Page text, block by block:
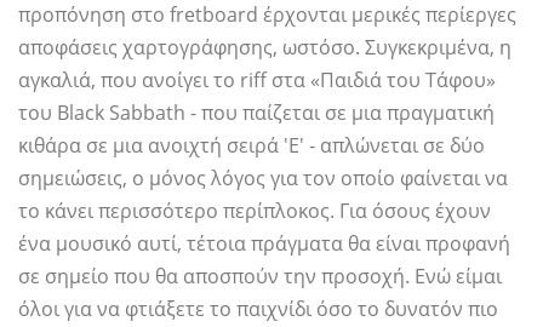
προπόνηση στο fretboard έρχονται μερικές περίεργες
αποφάσεις χαρτογράφησης, ωστόσο. Συγκεκριμένα, η
αγκαλιά, που ανοίγει το riff στα «Παιδιά του Τάφου»
του Black Sabbath - που παίζεται σε μια πραγματική
κιθάρα σε μια ανοιχτή σειρά 'Ε' - απλώνεται σε δύο
σημειώσεις, ο μόνος λόγος για τον οποίο φαίνεται να
το κάνει περισσότερο περίπλοκος. Για όσους έχουν
ένα μουσικό αυτί, τέτοια πράγματα θα είναι προφανή
σε σημείο που θα αποσπούν την προσοχή. Ενώ είμαι
όλοι για να φτιάξετε το παιχνίδι όσο το δυνατόν πιο